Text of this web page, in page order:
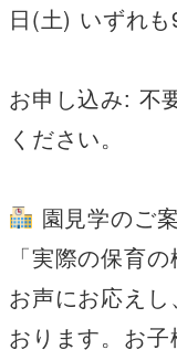
日(土) いずれ
お申し込み: 不
ください。
園見学のご
「実際の保育
お声にお応え
おります。お